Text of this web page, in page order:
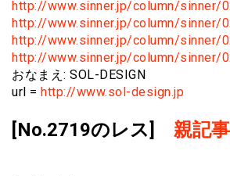
http://www.sinner.jp/column/sinner/
http://www.sinner.jp/column/sinner/
http://www.sinner.jp/column/sinner/
http://www.sinner.jp/column/sinner/
おなまえ: SOL-DESIGN
url = http://www.sol-design.jp
[No.2719のレス] 親記